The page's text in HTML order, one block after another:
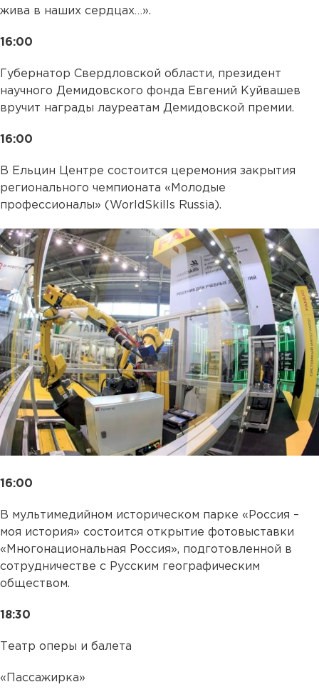
жива в наших сердцах…».
16:00
Губернатор Свердловской области, президент
научного Демидовского фонда Евгений Куйвашев
вручит награды лауреатам Демидовской премии.
16:00
В Ельцин Центре состоится церемония закрытия
регионального чемпионата «Молодые
профессионалы» (WorldSkills Russia).
16:00
В мультимедийном историческом парке «Россия –
моя история» состоится открытие фотовыставки
«Многонациональная Россия», подготовленной в
сотрудничестве с Русским географическим
обществом.
18:30
Театр оперы и балета
«Пассажирка»